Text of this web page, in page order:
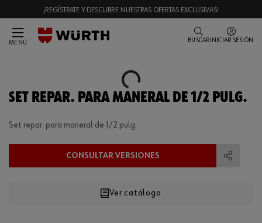
¡REGÍSTRATE Y DESCUBRE NUESTRAS OFERTAS EXCLUSIVAS!
MENÚ BUSCAR INICIAR SESIÓN
Loading...
SET REPAR. PARA MANERAL DE 1/2 PULG.
Set repar. para maneral de 1/2 pulg.
CONSULTAR VERSIONES
Ver catálogo